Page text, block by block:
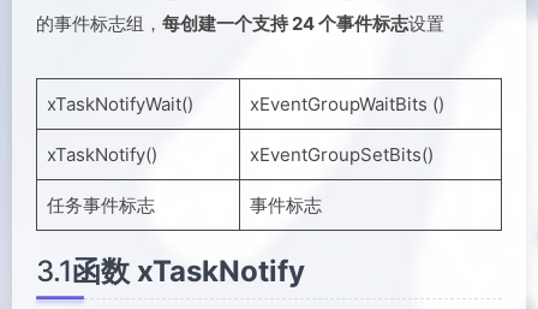
的事件标志组， 每创建一个支持 24 个事件标志设置
xTaskNotifyWait() xEventGroupWaitBits ()
xTaskNotify() xEventGroupSetBits()
任务事件标志 事件标志
3.1函数 xTaskNotify